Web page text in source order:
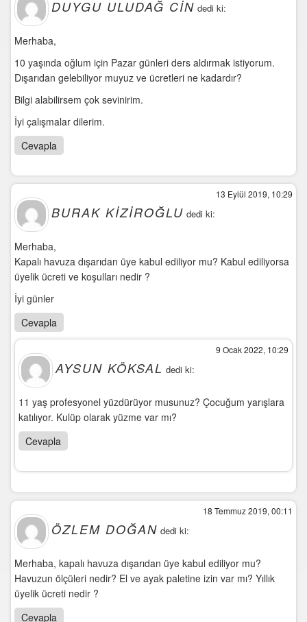
DUYGU ULUDAĞ CIN dedi ki:
Merhaba,
10 yaşında oğlum için Pazar günleri ders aldırmak istiyorum.
Dışarıdan gelebiliyor muyuz ve ücretleri ne kadardır?
Bilgi alabilirsem çok sevinirim.
İyi çalışmalar dilerim.
Cevapla
BURAK KIZIROĞLU dedi ki:
13 Eylül 2019, 10:29
Merhaba,
Kapalı havuza dışarıdan üye kabul ediliyor mu? Kabul ediliyorsa
üyelik ücreti ve koşulları nedir ?
İyi günler
Cevapla
AYSUN KÖKSAL dedi ki:
9 Ocak 2022, 10:29
11 yaş profesyonel yüzdürüyor musunuz? Çocuğum yarışlara
katılıyor. Kulüp olarak yüzme var mı?
Cevapla
ÖZLEM DOĞAN dedi ki:
18 Temmuz 2019, 00:11
Merhaba, kapalı havuza dışarıdan üye kabul ediliyor mu?
Havuzun ölçüleri nedir? El ve ayak paletine izin var mı? Yıllık
üyelik ücreti nedir ?
Cevapla